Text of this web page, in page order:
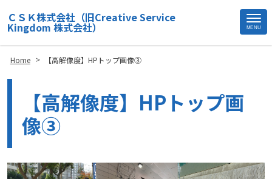
ＣＳＫ株式会社（旧Creative Service
Kingdom 株式会社） MENU
Home > 【高解像度】HPトップ画像③
【高解像度】HPトップ画
像③
Site
Footer